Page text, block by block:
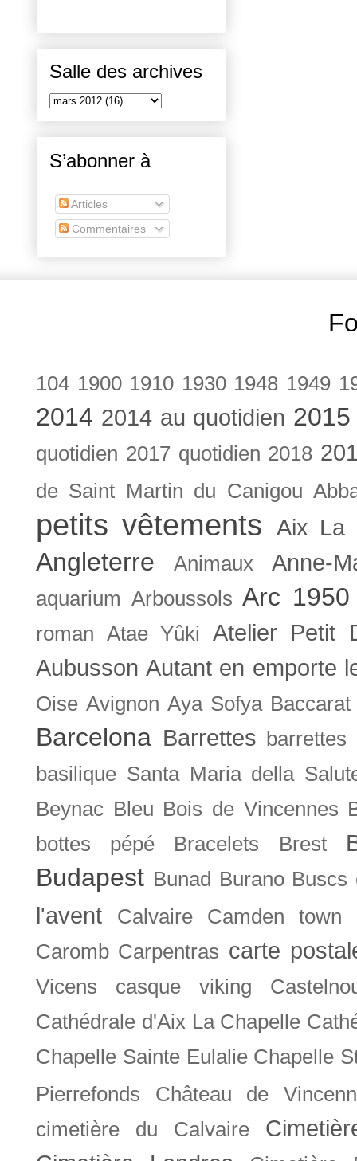
Salle des archives
S’abonner à
Articles
Commentaires
104 1900 1910 1930 1948 1949
2014 2014 au quotidien
quotidien 2017 quotidien 2018
de Saint Martin du Canigou
petits vêtements Aix La
Angleterre Animaux Anne-
aquarium Arboussols Arc 1950
roman Atae Yûki
Atelier Petit
Aubusson Autant en emporte
Oise Avignon Aya Sofya Baccarat
Barcelona Barrettes barrettes
basilique Santa Maria della
Beynac Bleu Bois de Vincennes
bottes pépé
Bracelets Brest
Budapest Bunad Burano Buscs
l'avent Calvaire Camden town
Caromb Carpentras carte
Vicens casque viking
Cathédrale d'Aix La Chapelle
Chapelle Sainte Eulalie Chapelle
Pierrefonds
Château de
cimetière du Calvaire